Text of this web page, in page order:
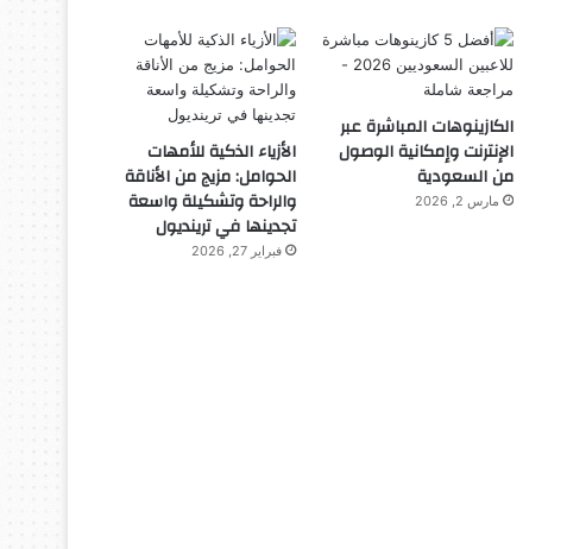
الكازينوهات المباشرة عبر
الإنترنت وإمكانية الوصول
من السعودية
مارس 2, 2026
الأزياء الذكية للأمهات
الحوامل: مزيج من الأناقة
والراحة وتشكيلة واسعة
تجدينها في ترينديول
فبراير 27, 2026